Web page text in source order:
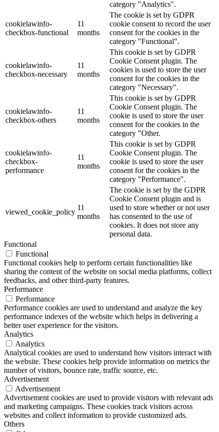
category "Analytics".
cookielawinfo-
checkbox-functional
11
months
The cookie is set by GDPR
cookie consent to record the user
consent for the cookies in the
category "Functional".
cookielawinfo-
checkbox-necessary
11
months
This cookie is set by GDPR
Cookie Consent plugin. The
cookies is used to store the user
consent for the cookies in the
category "Necessary".
cookielawinfo-
checkbox-others
11
months
This cookie is set by GDPR
Cookie Consent plugin. The
cookie is used to store the user
consent for the cookies in the
category "Other.
cookielawinfo-
checkbox-
performance
11
months
This cookie is set by GDPR
Cookie Consent plugin. The
cookie is used to store the user
consent for the cookies in the
category "Performance".
viewed_cookie_policy
11
months
The cookie is set by the GDPR
Cookie Consent plugin and is
used to store whether or not user
has consented to the use of
cookies. It does not store any
personal data.
Functional
Functional
Functional cookies help to perform certain functionalities like
sharing the content of the website on social media platforms, collect
feedbacks, and other third-party features.
Performance
Performance
Performance cookies are used to understand and analyze the key
performance indexes of the website which helps in delivering a
better user experience for the visitors.
Analytics
Analytics
Analytical cookies are used to understand how visitors interact with
the website. These cookies help provide information on metrics the
number of visitors, bounce rate, traffic source, etc.
Advertisement
Advertisement
Advertisement cookies are used to provide visitors with relevant ads
and marketing campaigns. These cookies track visitors across
websites and collect information to provide customized ads.
Others